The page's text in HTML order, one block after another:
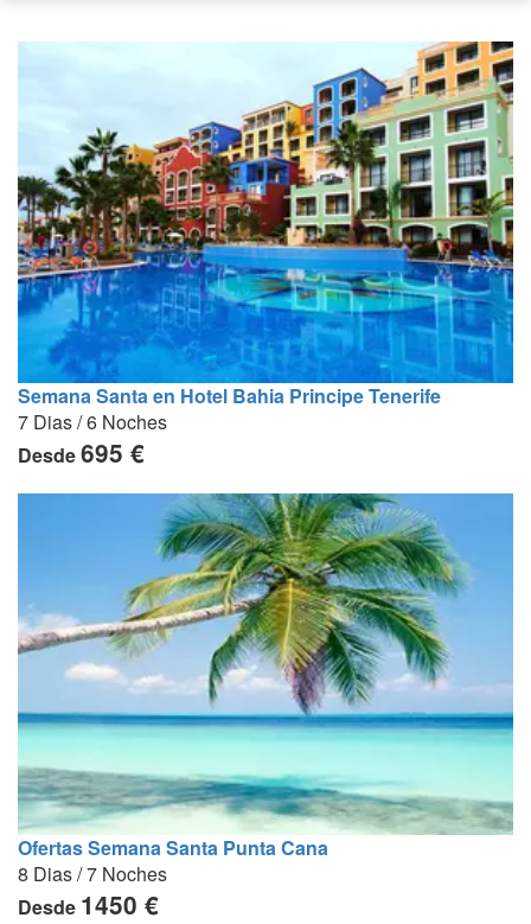
Semana Santa en Hotel Bahia Principe Tenerife
7 Dias / 6 Noches
Desde695 €
Ofertas Semana Santa Punta Cana
8 Dias / 7 Noches
Desde 1450 €